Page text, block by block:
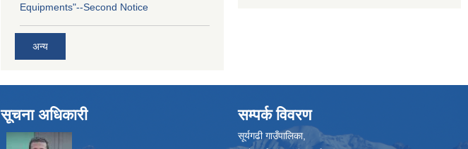
Equipments"--Second Notice
अन्य
सूचना अधिकारी सम्पर्क विवरण
सूर्यगढी गाउँपालिका,